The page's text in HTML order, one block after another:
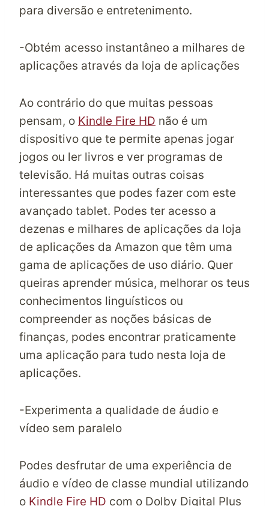
para diversão e entretenimento.
-Obtém acesso instantâneo a milhares de
aplicações através da loja de aplicações
Ao contrário do que muitas pessoas
pensam, o Kindle Fire HD não é um
dispositivo que te permite apenas jogar
jogos ou ler livros e ver programas de
televisão. Há muitas outras coisas
interessantes que podes fazer com este
avançado tablet. Podes ter acesso a
dezenas e milhares de aplicações da loja
de aplicações da Amazon que têm uma
gama de aplicações de uso diário. Quer
queiras aprender música, melhorar os teus
conhecimentos linguísticos ou
compreender as noções básicas de
finanças, podes encontrar praticamente
uma aplicação para tudo nesta loja de
aplicações.
-Experimenta a qualidade de áudio e
vídeo sem paralelo
Podes desfrutar de uma experiência de
áudio e vídeo de classe mundial utilizando
o Kindle Fire HD com o Dolby Digital Plus